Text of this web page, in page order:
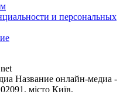
и персональных
Название онлайн-медиа -
місто Київ,